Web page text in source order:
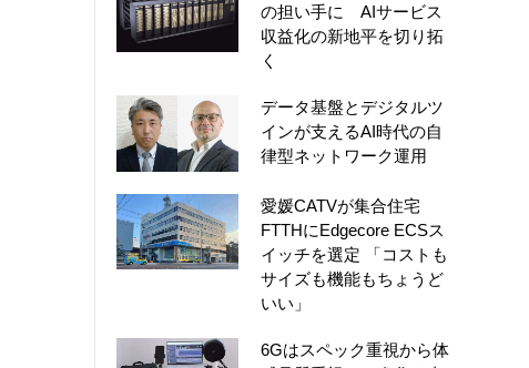
の担い手に AIサービス
収益化の新地平を切り拓
く
データ基盤とデジタルツ
インが支えるAI時代の自
律型ネットワーク運用
愛媛CATVが集合住宅
FTTHにEdgecore ECSス
イッチを選定 「コストも
サイズも機能もちょうど
いい」
6Gはスペック重視から体